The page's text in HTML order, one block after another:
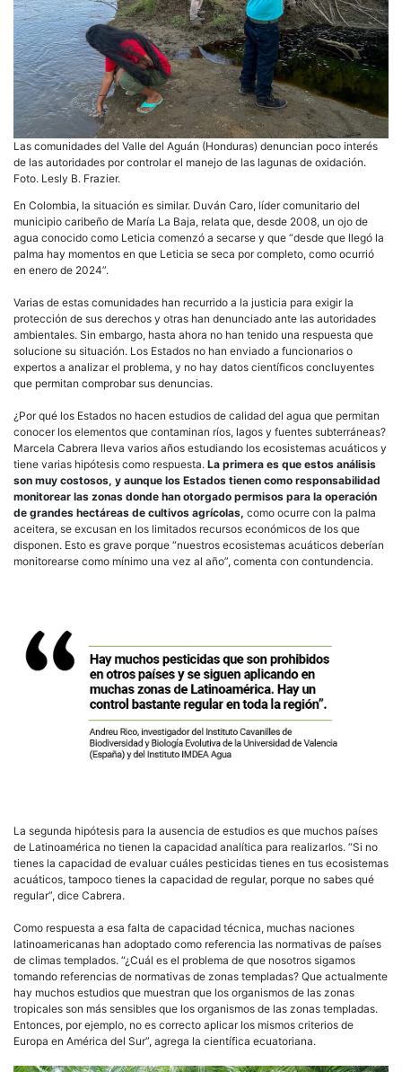
Las comunidades del Valle del Aguán (Honduras) denuncian poco interés
de las autoridades por controlar el manejo de las lagunas de oxidación.
Foto. Lesly B. Frazier.
En Colombia, la situación es similar. Duván Caro, líder comunitario del
municipio caribeño de María La Baja, relata que, desde 2008, un ojo de
agua conocido como Leticia comenzó a secarse y que “desde que llegó la
palma hay momentos en que Leticia se seca por completo, como ocurrió
en enero de 2024”.
Varias de estas comunidades han recurrido a la justicia para exigir la
protección de sus derechos y otras han denunciado ante las autoridades
ambientales. Sin embargo, hasta ahora no han tenido una respuesta que
solucione su situación. Los Estados no han enviado a funcionarios o
expertos a analizar el problema, y no hay datos científicos concluyentes
que permitan comprobar sus denuncias.
¿Por qué los Estados no hacen estudios de calidad del agua que permitan
conocer los elementos que contaminan ríos, lagos y fuentes subterráneas?
Marcela Cabrera lleva varios años estudiando los ecosistemas acuáticos y
tiene varias hipótesis como respuesta. La primera es que estos análisis
son muy costosos, y aunque los Estados tienen como responsabilidad
monitorear las zonas donde han otorgado permisos para la operación
de grandes hectáreas de cultivos agrícolas, como ocurre con la palma
aceitera, se excusan en los limitados recursos económicos de los que
disponen. Esto es grave porque “nuestros ecosistemas acuáticos deberían
monitorearse como mínimo una vez al año”, comenta con contundencia.
La segunda hipótesis para la ausencia de estudios es que muchos países
de Latinoamérica no tienen la capacidad analítica para realizarlos. “Si no
tienes la capacidad de evaluar cuáles pesticidas tienes en tus ecosistemas
acuáticos, tampoco tienes la capacidad de regular, porque no sabes qué
regular”, dice Cabrera.
Como respuesta a esa falta de capacidad técnica, muchas naciones
latinoamericanas han adoptado como referencia las normativas de países
de climas templados. “¿Cuál es el problema de que nosotros sigamos
tomando referencias de normativas de zonas templadas? Que actualmente
hay muchos estudios que muestran que los organismos de las zonas
tropicales son más sensibles que los organismos de las zonas templadas.
Entonces, por ejemplo, no es correcto aplicar los mismos criterios de
Europa en América del Sur”, agrega la científica ecuatoriana.